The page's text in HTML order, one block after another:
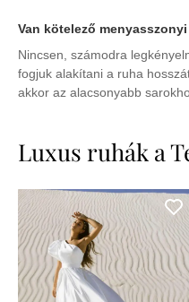
Van kötelező
Nincsen, számodra
fogjuk alakítani a ruha
akkor az alacsonyabb
Luxus ruhák a